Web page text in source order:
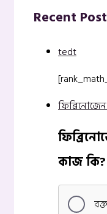
Recent
tedt
কাজ কি?